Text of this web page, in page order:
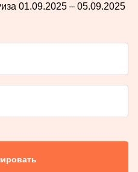
01.09.2025 – 05.09.2025